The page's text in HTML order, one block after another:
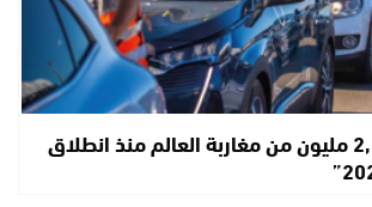
دخول أزيد من 2,7 مليون من مغاربة العالم منذ انطلاق